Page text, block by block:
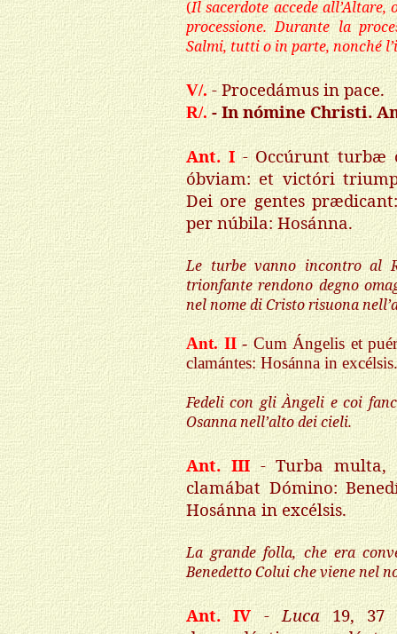
(Il sacerdote accede
processione. Durante la
Salmi, tutti o in parte, nonché
V/.- Procedámus in pace.
R/.- In nómine Christi.
Ant. I - Occúrunt turbæ
óbviam: et victóri
Dei ore gentes
per núbila: Hosánna.
Le turbe vanno incontro al
trionfante rendono degno
nel nome di Cristo risuona
Ant. II - Cum Ángelis et
clamántes: Hosánna in
Fedeli con gli Àngeli e coi
Osanna nell’alto dei cieli.
Ant. III- Turba multa,
clamábat Dómino:
Hosánna in excélsis.
La grande folla, che era
Benedetto Colui che viene nel
Ant. IV -Luca19, 37